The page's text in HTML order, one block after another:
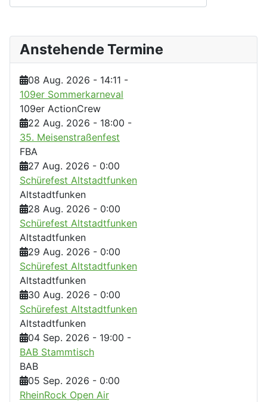
Anstehende Termine
08 Aug. 2026 - 14:11 -
109er Sommerkarneval
109er ActionCrew
22 Aug. 2026 - 18:00 -
35. Meisenstraßenfest
FBA
27 Aug. 2026 - 0:00
Schürefest Altstadtfunken
Altstadtfunken
28 Aug. 2026 - 0:00
Schürefest Altstadtfunken
Altstadtfunken
29 Aug. 2026 - 0:00
Schürefest Altstadtfunken
Altstadtfunken
30 Aug. 2026 - 0:00
Schürefest Altstadtfunken
Altstadtfunken
04 Sep. 2026 - 19:00 -
BAB Stammtisch
BAB
05 Sep. 2026 - 0:00
RheinRock Open Air